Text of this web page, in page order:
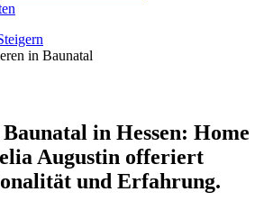
in Hessen: Home
Augustin offeriert
und Erfahrung.